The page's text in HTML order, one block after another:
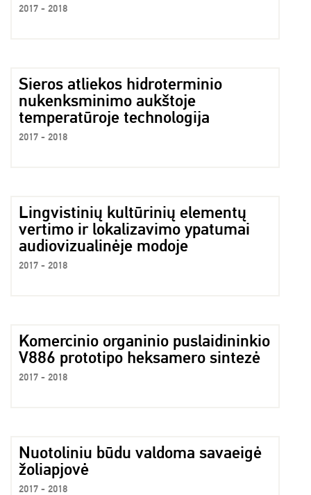
2017 - 2018
Sieros atliekos hidroterminio
nukenksminimo aukštoje
temperatūroje technologija
2017 - 2018
Lingvistinių kultūrinių elementų
vertimo ir lokalizavimo ypatumai
audiovizualinėje modoje
2017 - 2018
Komercinio organinio puslaidininkio
V886 prototipo heksamero sintezė
2017 - 2018
Nuotoliniu būdu valdoma savaeigė
žoliapjovė
2017 - 2018